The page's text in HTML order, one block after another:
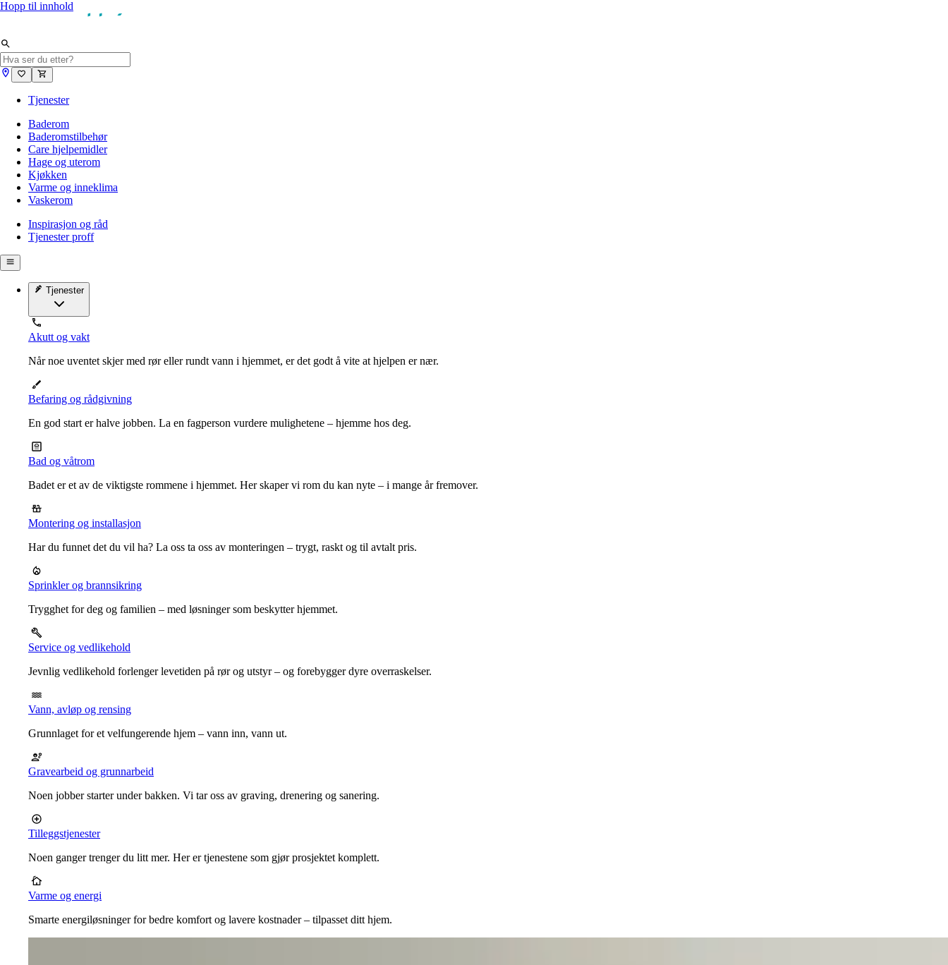
Hopp til innhold
Tjenester
Baderom
Baderomstilbehør
Care hjelpemidler
Hage og uterom
Kjøkken
Varme og inneklima
Vaskerom
Inspirasjon og råd
Tjenester proff
Tjenester
Akutt og vakt
Når noe uventet skjer med rør eller rundt vann i hjemmet, er det godt å vite at hjelpen er nær.
Befaring og rådgivning
En god start er halve jobben. La en fagperson vurdere mulighetene – hjemme hos deg.
Bad og våtrom
Badet er et av de viktigste rommene i hjemmet. Her skaper vi rom du kan nyte – i mange år fremover.
Montering og installasjon
Har du funnet det du vil ha? La oss ta oss av monteringen – trygt, raskt og til avtalt pris.
Sprinkler og brannsikring
Trygghet for deg og familien – med løsninger som beskytter hjemmet.
Service og vedlikehold
Jevnlig vedlikehold forlenger levetiden på rør og utstyr – og forebygger dyre overraskelser.
Vann, avløp og rensing
Grunnlaget for et velfungerende hjem – vann inn, vann ut.
Gravearbeid og grunnarbeid
Noen jobber starter under bakken. Vi tar oss av graving, drenering og sanering.
Tilleggstjenester
Noen ganger trenger du litt mer. Her er tjenestene som gjør prosjektet komplett.
Varme og energi
Smarte energiløsninger for bedre komfort og lavere kostnader – tilpasset ditt hjem.